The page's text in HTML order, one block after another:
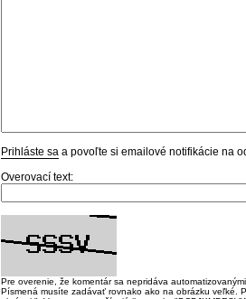
Prihláste sa a povoľte si emailové notifikácie na
Overovací text:
Pre overenie, že komentár sa nepridáva
Písmená musíte zadávať rovnako ako na obrázku veľké.